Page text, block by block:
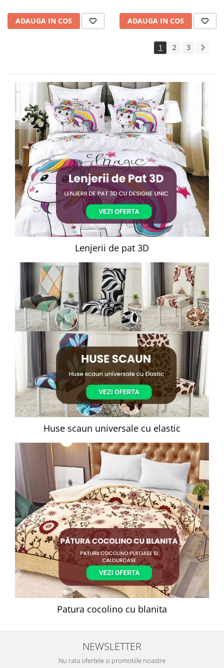
ADAUGA IN COS ADAUGA IN COS
1 2 3
Lenjerii de pat 3D
Huse scaun universale cu elastic
Patura cocolino cu blanita
NEWSLETTER
Nu rata ofertele si promotiile noastre